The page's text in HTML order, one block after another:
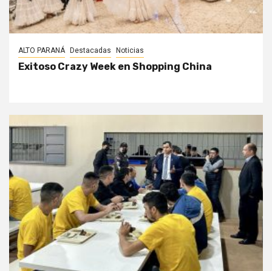
ALTO PARANÁ Destacadas Noticias
Exitoso Crazy Week en Shopping China